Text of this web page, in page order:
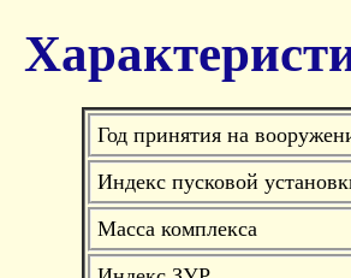
Год принятия на
Индекс пусковой
Масса комплекса